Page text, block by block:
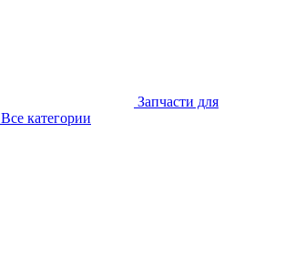
Запчасти для
Все категории